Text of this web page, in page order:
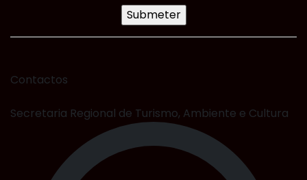
Contactos
Secretaria Regional de Turismo, Ambiente e Cultura